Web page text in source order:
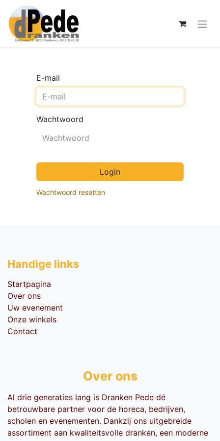
E-mail
Wachtwoord
Login
Wachtwoord resetten
Handige li​nks
Startpagina
Over ons
Uw evenement
Onze winkels
Contact
Over ons
Al drie generaties lang is Dranken Pede dé
betrouwbare partner voor de horeca, bedrijven,
scholen en evenementen. Dankzij ons uitgebreide
assortiment aan kwaliteitsvolle dranken, een moderne